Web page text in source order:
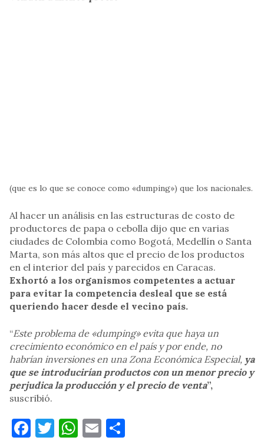
(que es lo que se conoce como «dumping») que los nacionales.
Al hacer un análisis en las estructuras de costo de
productores de papa o cebolla dijo que en varias
ciudades de Colombia como Bogotá, Medellín o Santa
Marta, son más altos que el precio de los productos
en el interior del país y parecidos en Caracas.
Exhortó a los organismos competentes a actuar
para evitar la competencia desleal que se está
queriendo hacer desde el vecino país.
“Este problema de «dumping» evita que haya un
crecimiento económico en el país y por ende, no
habrían inversiones en una Zona Económica Especial, ya
que se introducirían productos con un menor precio y
perjudica la producción y el precio de venta”,
suscribió.
Facebook
Twitter
WhatsApp
Email